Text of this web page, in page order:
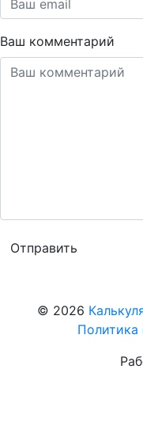
Ваш комментарий
© 2026
Политика